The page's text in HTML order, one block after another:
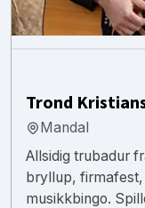
Trond
Mandal
Allsidig trubadur
bryllup, firmafest,
musikkbingo.